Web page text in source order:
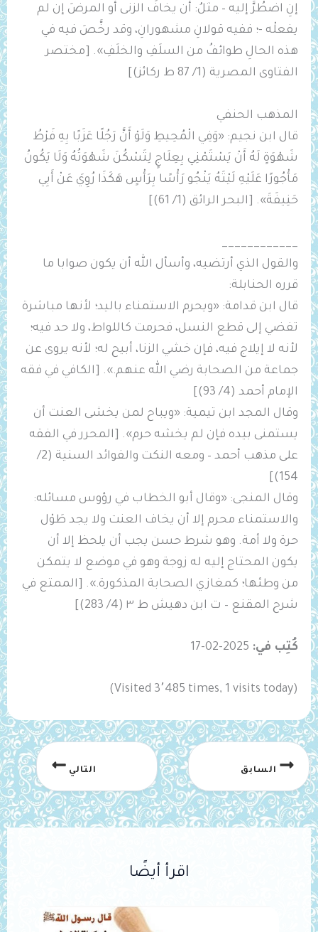
إنِ اضطُرَّ إليه – مثلُ: أن يخافَ الزنى أو المرضَ إن لم
يفعلْه -؛ ففيه قولانِ مشهورانِ، وقد رخَّصَ فيه في
هذه الحالِ طوائفُ من السلَفِ والخلَفِ». [مختصر
الفتاوى المصرية (1/ 87 ط ركائز)]
المذهب الحنفي
قال ابن نجيم: «وَفِي الْمُحِيطِ وَلَوْ أَنَّ رَجُلًا عَزَبًا بِهِ فَرْطُ
شَهْوَةٍ لَهُ أَنْ ‌يَسْتَمْنِي بِعِلَاجٍ لِتَسْكُنَ شَهْوَتُهُ وَلَا يَكُونُ
مَأْجُورًا عَلَيْهِ لَيْتَهُ يَنْجُو رَأْسًا بِرَأْسٍ هَكَذَا رُوِيَ عَنْ أَبِي
حَنِيفَةَ». [البحر الرائق (1/ 61)]
____________
والقول الذي أرتضيه، وأسأل الله أن يكون صوابا ما
قرره الحنابلة:
قال ابن قدامة: «ويحرم ‌الاستمناء باليد؛ لأنها مباشرة
تفضي إلى قطع النسل، فحرمت كاللواط، ولا حد فيه؛
لأنه لا إيلاج فيه، فإن خشي الزنا، أبيح له؛ لأنه يروى عن
جماعة من الصحابة رضي الله عنهم.». [الكافي في فقه
الإمام أحمد (4/ 93)]
وقال المجد ابن تيمية: «ويباح لمن يخشى العنت أن
‌يستمنى بيده فإن لم يخشه حرم». [المحرر في الفقه
على مذهب أحمد – ومعه النكت والفوائد السنية (2/
154)]
وقال المنجى: «وقال أبو الخطاب في رؤوس مسائله:
‌والاستمناء محرم إلا أن يخاف العنت ولا يجد طَوْل
حرة ولا أمة. وهو شرط حسن يجب أن يلحظ إلا أن
يكون المحتاج إليه له زوجة وهو في موضع لا يتمكن
من وطئها؛ كمغازي الصحابة المذكورة.». [الممتع في
شرح المقنع – ت ابن دهيش ط ٣ (4/ 283)]
كُتِب في: 2025-02-17
(Visited 3٬485 times, 1 visits today)
السابق التالي
اقرأ أيضًا